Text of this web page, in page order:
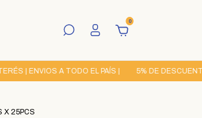
0
| ENVIOS A TODO EL PAÍS | 5% DE DESCUENTO
X 25PCS